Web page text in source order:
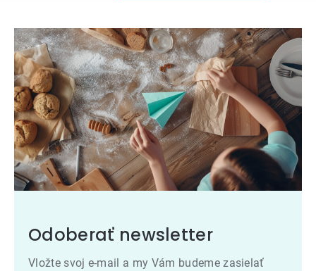
Odoberať newsletter
Vložte svoj e-mail a my Vám budeme zasielať